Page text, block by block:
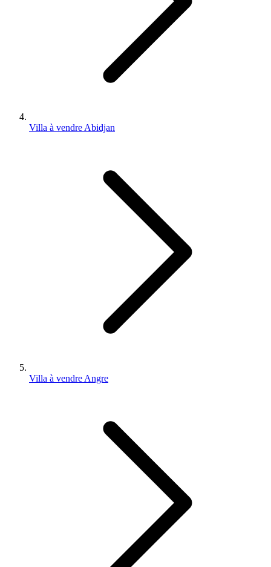
Villa à vendre Abidjan
Villa à vendre Angre